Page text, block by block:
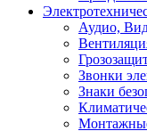
Аудио,
Звонки
Знаки